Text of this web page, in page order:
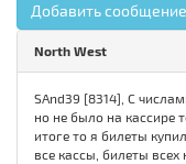
Добавить сообщение
North West
SAnd39 [8314], С
но не было на кассире
итоге то я билеты
все кассы, билеты всех